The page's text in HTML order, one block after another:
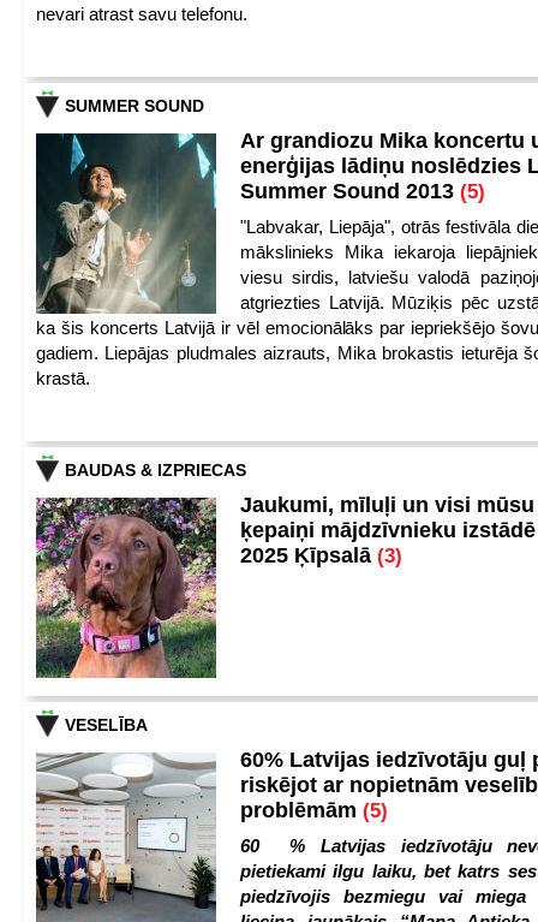
nevari atrast savu telefonu.
SUMMER SOUND
Ar grandiozu Mika koncertu
enerģijas lādiņu noslēdzies
Summer Sound 2013 (5)
"Labvakar, Liepāja", otrās festivāla
mākslinieks Mika iekaroja
viesu sirdis, latviešu valodā
atgriezties Latvijā. Mūziķis pēc
ka šis koncerts Latvijā ir vēl emocionālāks par iepriekšējo
gadiem. Liepājas pludmales aizrauts, Mika brokastis ieturēja
krastā.
BAUDAS & IZPRIECAS
Jaukumi, mīluļi un visi
ķepaiņi mājdzīvnieku
2025 Ķīpsalā (3)
VESELĪBA
60% Latvijas iedzīvotāju guļ
riskējot ar nopietnām
problēmām (5)
60 % Latvijas iedzīvotāju
pietiekami ilgu laiku, bet katrs
piedzīvojis bezmiegu vai miega